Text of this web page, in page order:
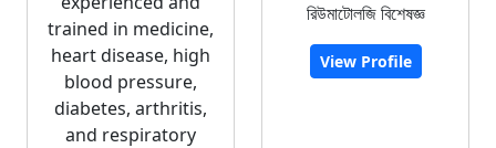
trained in medicine,
heart disease, high
blood pressure,
diabetes, arthritis,
and respiratory
রিউমাটোলজি বিশেষজ্ঞ
View Profile